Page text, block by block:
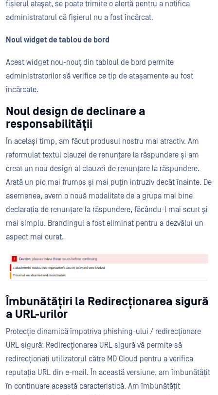
fișierul atașat, se poate trimite o alertă pentru a notifica
administratorul că fișierul nu a fost încărcat.
Noul widget de tablou de bord
Acest widget nou-nouț din tabloul de bord permite
administratorilor să verifice ce tip de atașamente au fost
încărcate.
Noul design de declinare a
responsabilității
În același timp, am făcut produsul nostru mai atractiv. Am
reformulat textul clauzei de renunțare la răspundere și am
creat un nou design al clauzei de renunțare la răspundere.
Arată un pic mai frumos și mai puțin intruziv decât înainte. De
asemenea, avem o nouă modalitate de a grupa mai bine
declarația de renunțare la răspundere, făcându-l mai scurt și
mai simplu. Brandingul a fost eliminat pentru a dezvălui un
aspect mai curat.
Îmbunătățiri la Redirecționarea sigură
a URL-urilor
Protecție dinamică împotriva phishing-ului / redirecționare
URL sigură: Redirecționarea URL sigură vă permite să
redirecționați utilizatorul către MD Cloud pentru a verifica
reputația URL din e-mail. În această versiune, am îmbunătățit
în continuare această caracteristică. Am îmbunătățit